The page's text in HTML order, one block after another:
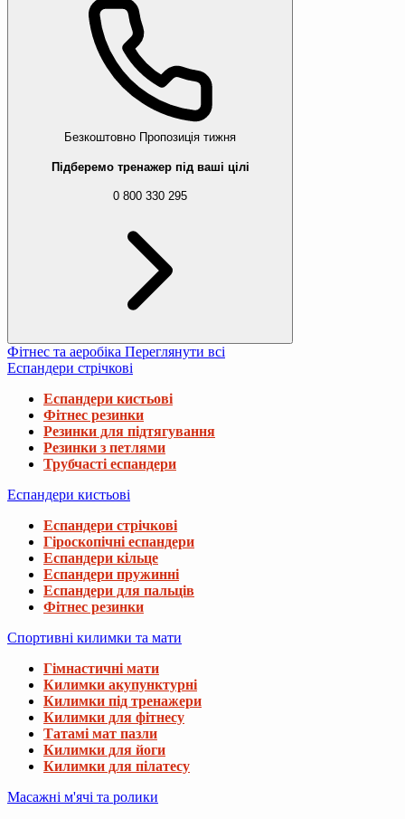
Безкоштовно Пропозиція тижня
Підберемо тренажер під ваші цілі
0 800 330 295
Фітнес та аеробіка Переглянути всі
Еспандери стрічкові
Еспандери кистьові
Фітнес резинки
Резинки для підтягування
Резинки з петлями
Трубчасті еспандери
Еспандери кистьові
Еспандери стрічкові
Гіроскопічні еспандери
Еспандери кільце
Еспандери пружинні
Еспандери для пальців
Фітнес резинки
Спортивні килимки та мати
Гімнастичні мати
Килимки акупунктурні
Килимки під тренажери
Килимки для фітнесу
Татамі мат пазли
Килимки для йоги
Килимки для пілатесу
Масажні м'ячі та ролики